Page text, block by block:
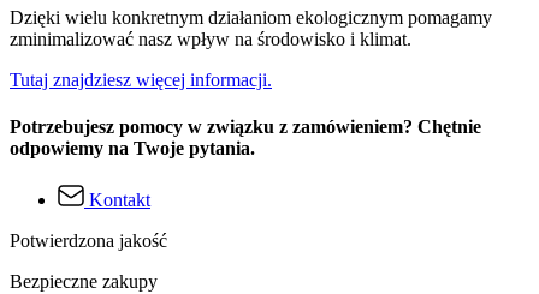
Dzięki wielu konkretnym działaniom ekologicznym pomagamy
zminimalizować nasz wpływ na środowisko i klimat.
Tutaj znajdziesz więcej informacji.
Potrzebujesz pomocy w związku z zamówieniem? Chętnie
odpowiemy na Twoje pytania.
Kontakt
Potwierdzona jakość
Bezpieczne zakupy